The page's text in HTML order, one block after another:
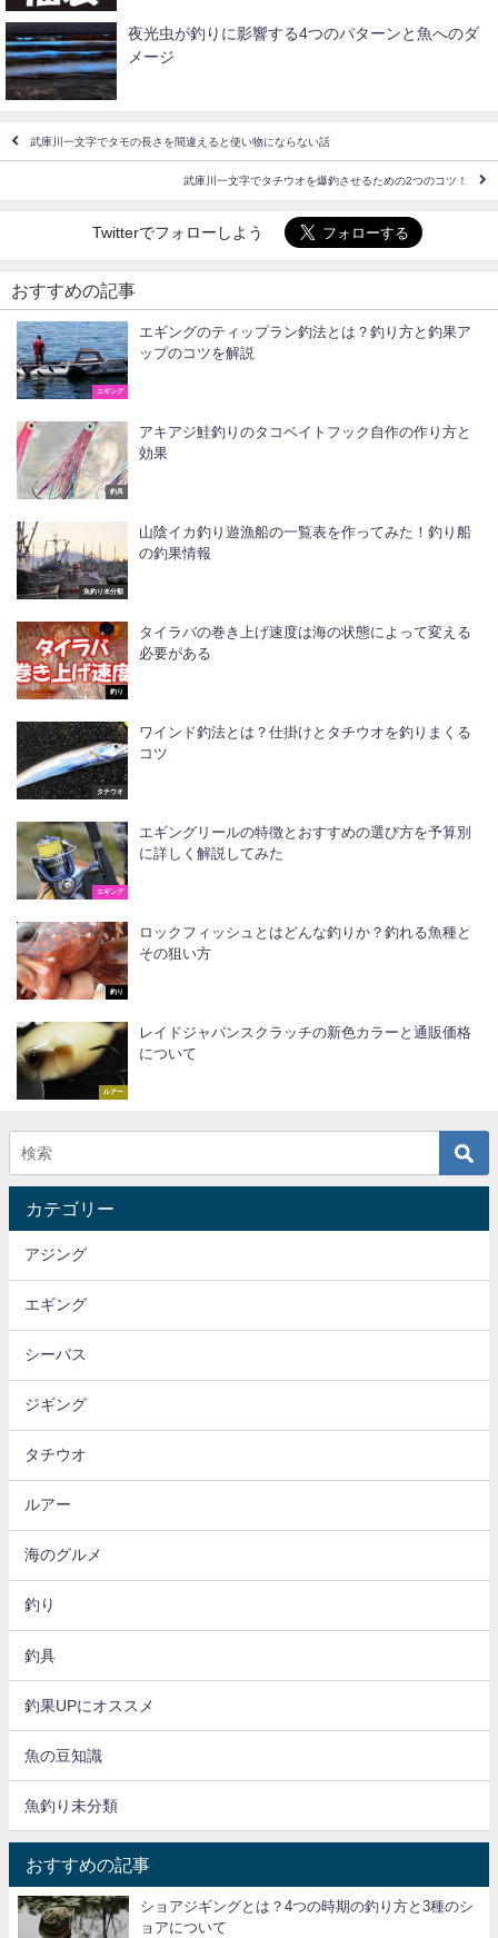
夜光虫が釣りに影響する4つのパターンと魚へのダ
メージ
武庫川一文字でタモの長さを間違えると使い物にならない話
武庫川一文字でタチウオを爆釣させるための2つのコツ！
Twitterでフォローしよう
おすすめの記事
エギング
エギングのティップラン釣法とは？釣り方と釣果ア
ップのコツを解説
釣具
アキアジ鮭釣りのタコベイトフック自作の作り方と
効果
魚釣り未分類
山陰イカ釣り遊漁船の一覧表を作ってみた！釣り船
の釣果情報
釣り
タイラバの巻き上げ速度は海の状態によって変える
必要がある
タチウオ
ワインド釣法とは？仕掛けとタチウオを釣りまくる
コツ
エギング
エギングリールの特徴とおすすめの選び方を予算別
に詳しく解説してみた
釣り
ロックフィッシュとはどんな釣りか？釣れる魚種と
その狙い方
ルアー
レイドジャパンスクラッチの新色カラーと通販価格
について
カテゴリー
アジング
エギング
シーバス
ジギング
タチウオ
ルアー
海のグルメ
釣り
釣具
釣果UPにオススメ
魚の豆知識
魚釣り未分類
おすすめの記事
ショアジギングとは？4つの時期の釣り方と3種のシ
ョアについて